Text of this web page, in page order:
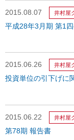
2015.08.07 井村屋
平成28年3月期 第1
2015.06.26 井村屋
投資単位の引下げに
2015.06.22 井村屋
第78期 報告書